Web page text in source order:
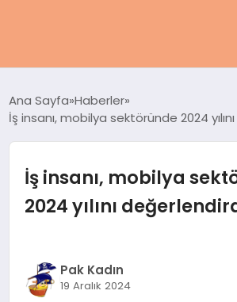
KADIN
SAĞLIK
MAGAZIN
YAŞAM
Ana Sayfa Haberler
İş insanı, mobilya sektöründe 2024
İş insanı, mobilya
2024 yılını
Pak Kadın
19 Aralık 2024